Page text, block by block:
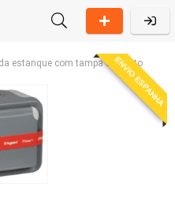
estanque com tampa cinzento
ENVIO ESPANHA